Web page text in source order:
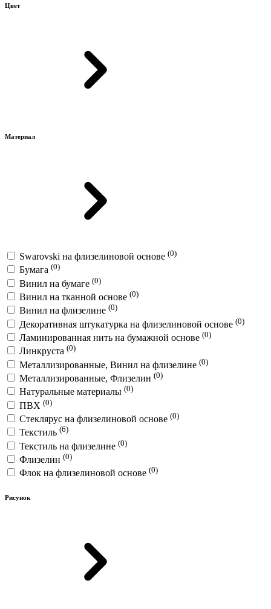
Цвет
Материал
Swarovski на флизелиновой основе (0)
Бумага (0)
Винил на бумаге (0)
Винил на тканной основе (0)
Винил на флизелине (0)
Декоративная штукатурка на флизелиновой основе (0)
Ламинированная нить на бумажной основе (0)
Линкруста (0)
Металлизированные, Винил на флизелине (0)
Металлизированные, Флизелин (0)
Натуральные материалы (0)
ПВХ (0)
Стеклярус на флизелиновой основе (0)
Текстиль (6)
Текстиль на флизелине (0)
Флизелин (0)
Флок на флизелиновой основе (0)
Рисунок